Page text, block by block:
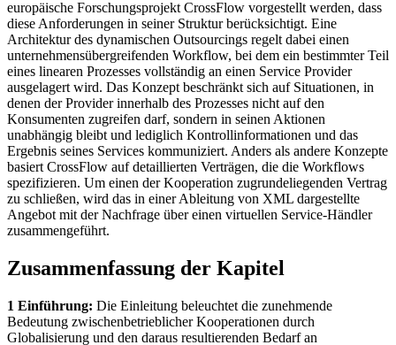
europäische Forschungsprojekt CrossFlow vorgestellt werden, dass
diese Anforderungen in seiner Struktur berücksichtigt. Eine
Architektur des dynamischen Outsourcings regelt dabei einen
unternehmensübergreifenden Workflow, bei dem ein bestimmter Teil
eines linearen Prozesses vollständig an einen Service Provider
ausgelagert wird. Das Konzept beschränkt sich auf Situationen, in
denen der Provider innerhalb des Prozesses nicht auf den
Konsumenten zugreifen darf, sondern in seinen Aktionen
unabhängig bleibt und lediglich Kontrollinformationen und das
Ergebnis seines Services kommuniziert. Anders als andere Konzepte
basiert CrossFlow auf detaillierten Verträgen, die die Workflows
spezifizieren. Um einen der Kooperation zugrundeliegenden Vertrag
zu schließen, wird das in einer Ableitung von XML dargestellte
Angebot mit der Nachfrage über einen virtuellen Service-Händler
zusammengeführt.
Zusammenfassung der Kapitel
1 Einführung: Die Einleitung beleuchtet die zunehmende
Bedeutung zwischenbetrieblicher Kooperationen durch
Globalisierung und den daraus resultierenden Bedarf an